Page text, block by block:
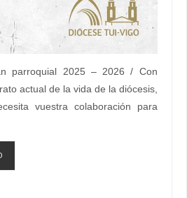
parroquial 2025 – 2026 / Con
actual de la vida de la diócesis,
vuestra colaboración para